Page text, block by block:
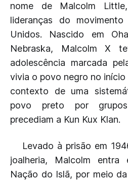
nome de Malcolm
lideranças do
Unidos. Nascido em
Nebraska, Malcolm X
adolescência marcada
vivia o povo negro no início
contexto de uma
povo preto por
precediam a Kun Kux Klan.
Levado à prisão em
joalheria, Malcolm
Nação do Islã, por meio